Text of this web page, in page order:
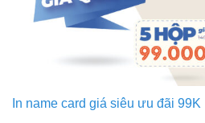
In name card giá siêu ưu đãi 99K